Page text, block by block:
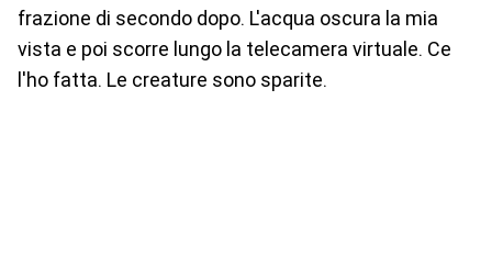
frazione di secondo dopo. L'acqua oscura la mia
vista e poi scorre lungo la telecamera virtuale. Ce
l'ho fatta. Le creature sono sparite.